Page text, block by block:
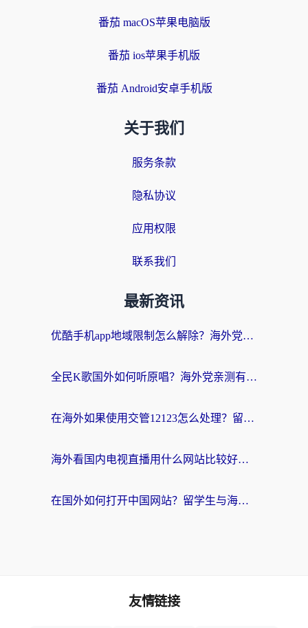
番茄 macOS苹果电脑版
番茄 ios苹果手机版
番茄 Android安卓手机版
关于我们
服务条款
隐私协议
应用权限
联系我们
最新资讯
优酷手机app地域限制怎么解除？海外党亲测有效的追剧方案
全民K歌国外如何听原唱？海外党亲测有效的回国加速器选择指南
在海外如果使用交管12123怎么处理？留学生亲测有效的回国加速方案
海外看国内电视直播用什么网站比较好？一篇解决你所有追剧难题的实用指南
在国外如何打开中国网站？留学生与海外华人的无缝访问指南
友情链接